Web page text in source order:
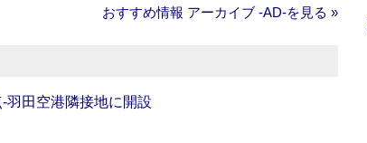
おすすめ情報 アーカイブ ‐AD‐を見る »
羽田空港隣接地に開設